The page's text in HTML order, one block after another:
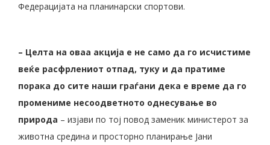
Федерацијата на планинарски спортови.
– Целта на оваа акција е не само да го исчистиме
веќе расфрлениот отпад, туку и да пратиме
порака до сите наши граѓани дека е време да го
промениме несоодветното однесување во
природа – изјави по тој повод заменик министерот за
животна средина и просторно планирање Јани